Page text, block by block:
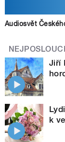
Audiosvět
Jiří
k